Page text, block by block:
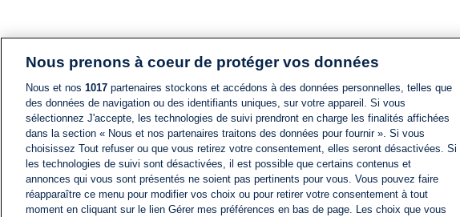
Nous prenons à coeur de protéger vos données
Nous et nos 1017 partenaires stockons et accédons à des données personnelles, telles que
des données de navigation ou des identifiants uniques, sur votre appareil. Si vous
sélectionnez J'accepte, les technologies de suivi prendront en charge les finalités affichées
dans la section « Nous et nos partenaires traitons des données pour fournir ». Si vous
choisissez Tout refuser ou que vous retirez votre consentement, elles seront désactivées. Si
les technologies de suivi sont désactivées, il est possible que certains contenus et
annonces qui vous sont présentés ne soient pas pertinents pour vous. Vous pouvez faire
réapparaître ce menu pour modifier vos choix ou pour retirer votre consentement à tout
moment en cliquant sur le lien Gérer mes préférences en bas de page. Les choix que vous